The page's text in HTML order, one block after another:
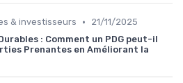
& investisseurs •
21/11/2025
: Comment un PDG peut-il
Prenantes en Améliorant la